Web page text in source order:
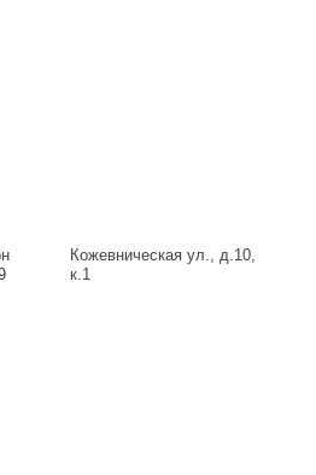
Кожевническая ул., д.10,
к.1